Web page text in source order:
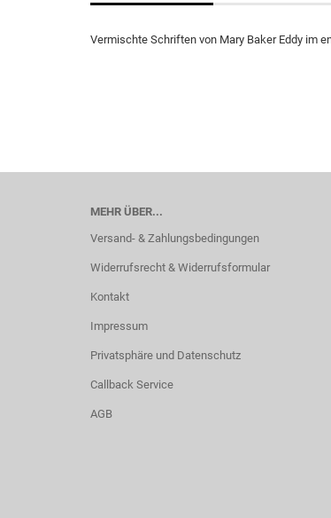
Vermischte Schriften von Mary Baker Eddy im
MEHR ÜBER...
Versand- & Zahlungsbedingungen
Widerrufsrecht & Widerrufsformular
Kontakt
Impressum
Privatsphäre und Datenschutz
Callback Service
AGB